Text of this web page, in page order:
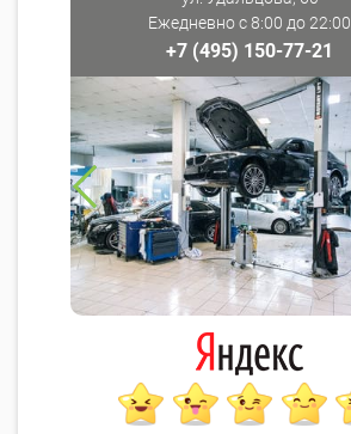
Ежедневно с 8:00 до 22:00
+7 (495) 150-77-21